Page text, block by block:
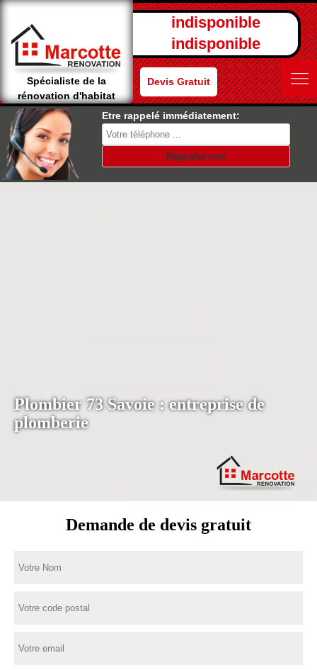
Spécialiste de la
rénovation d'habitat
indisponible
indisponible
Devis Gratuit
Etre rappelé immédiatement:
Plombier 73 Savoie : entreprise de
plomberie
Demande de devis gratuit